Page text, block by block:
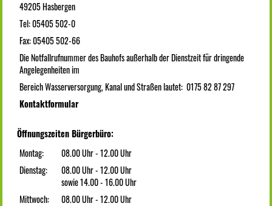
49205 Hasbergen
Tel: 05405 502-0
Fax: 05405 502-66
Die Notfallrufnummer des Bauhofs außerhalb der Dienstzeit für dringende
Angelegenheiten im
Bereich Wasserversorgung, Kanal und Straßen lautet: 0175 82 87 297
Kontaktformular
Öffnungszeiten Bürgerbüro:
Montag:
08.00 Uhr - 12.00 Uhr
Dienstag:
08.00 Uhr - 12.00 Uhr
sowie 14.00 - 16.00 Uhr
Mittwoch:
08.00 Uhr - 12.00 Uhr